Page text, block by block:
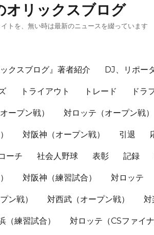
オリックスブログ
トを、無い時は最新のニュースを綴っています
クスブログ』著者紹介 DJ、リポー
トライアウト トレード ドラ
ープン戦） 対ロッテ（オープン戦）
対阪神（オープン戦） 引退
ーチ 社会人野球 表彰 記録
対阪神（練習試合） 対ロッテ
ン戦） 対西武（オープン戦） 対
（練習試合） 対ロッテ（CSファイナ